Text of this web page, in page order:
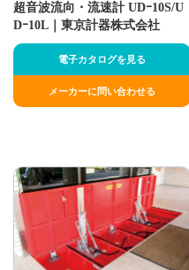
超音波流向・流速計 UDｰ10S/U
Dｰ10L｜東京計器株式会社
電子カタログを見る
メーカーに問い合わせる